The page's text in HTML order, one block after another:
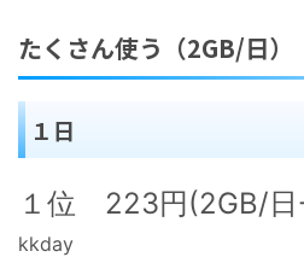
たくさん使う（2GB/日）
１日
１位 223円(2GB/日
kkday